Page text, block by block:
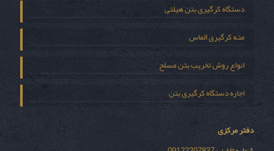
دستگاه کرگیری بتن هیلتی
مته کرگیری الماس
انواع روش تخریب بتن مسلح
اجاره دستگاه کرگیری بتن
دفتر مرکزی